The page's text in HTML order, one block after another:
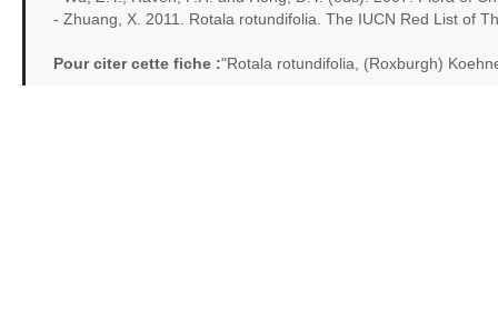
- Zhuang, X. 2011. Rotala rotundifolia. The IUCN Red List of
Pour citer cette fiche :"Rotala rotundifolia, (Roxburgh)